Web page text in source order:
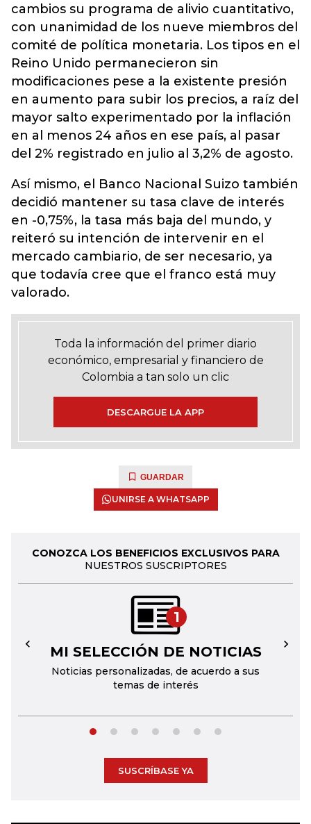
cambios su programa de alivio cuantitativo,
con unanimidad de los nueve miembros del
comité de política monetaria. Los tipos en el
Reino Unido permanecieron sin
modificaciones pese a la existente presión
en aumento para subir los precios, a raíz del
mayor salto experimentado por la inflación
en al menos 24 años en ese país, al pasar
del 2% registrado en julio al 3,2% de agosto.
Así mismo, el Banco Nacional Suizo también
decidió mantener su tasa clave de interés
en -0,75%, la tasa más baja del mundo, y
reiteró su intención de intervenir en el
mercado cambiario, de ser necesario, ya
que todavía cree que el franco está muy
valorado.
Toda la información del primer diario
económico, empresarial y financiero de
Colombia a tan solo un clic
DESCARGUE LA APP
GUARDAR
UNIRSE A WHATSAPP
CONOZCA LOS BENEFICIOS EXCLUSIVOS PARA
NUESTROS SUSCRIPTORES
1
MI SELECCIÓN DE NOTICIAS
Noticias personalizadas, de acuerdo a sus
temas de interés
← →
SUSCRÍBASE YA